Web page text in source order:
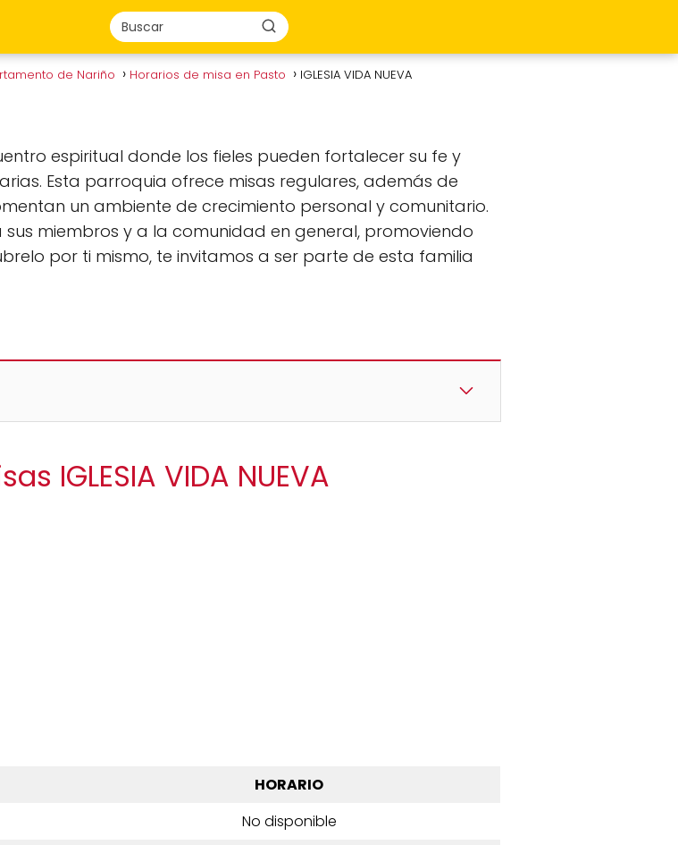
de Nariño Horarios de misa en Pasto IGLESIA VIDA NUEVA
espiritual donde los fieles pueden fortalecer su fe y
Esta parroquia ofrece misas regulares, además de
un ambiente de crecimiento personal y comunitario.
sus miembros y a la comunidad en general, promoviendo
por ti mismo, te invitamos a ser parte de esta familia
IGLESIA VIDA NUEVA
HORARIO
No disponible